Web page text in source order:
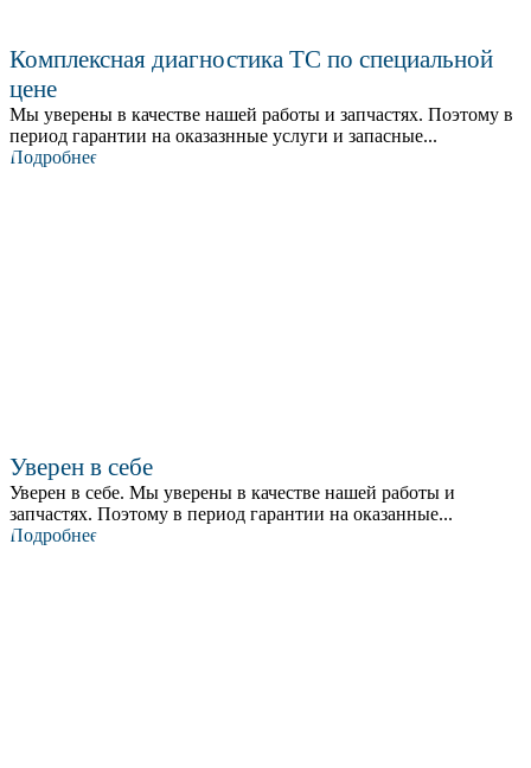
Комплексная диагностика ТС по специальной
цене
Мы уверены в качестве нашей работы и запчастях. Поэтому в
период гарантии на оказазнные услуги и запасные...
Подробнее
Уверен в себе
Уверен в себе. Мы уверены в качестве нашей работы и
запчастях. Поэтому в период гарантии на оказанные...
Подробнее